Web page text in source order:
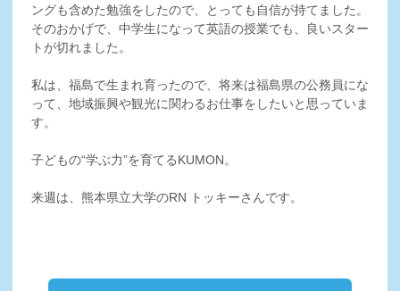
ングも含めた勉強をしたので、とっても自信が持てました。
そのおかげで、中学生になって英語の授業でも、良いスター
トが切れました。
私は、福島で生まれ育ったので、将来は福島県の公務員にな
って、地域振興や観光に関わるお仕事をしたいと思っていま
す。
子どもの“学ぶ力”を育てるKUMON。
来週は、熊本県立大学のRN トッキーさんです。